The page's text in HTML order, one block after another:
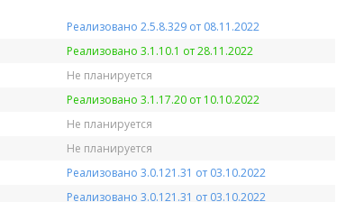
Реализовано 2.5.8.329 от 08.11.2022
Реализовано 3.1.10.1 от 28.11.2022
Не планируется
Реализовано 3.1.17.20 от 10.10.2022
Не планируется
Не планируется
Реализовано 3.0.121.31 от 03.10.2022
Реализовано 3.0.121.31 от 03.10.2022